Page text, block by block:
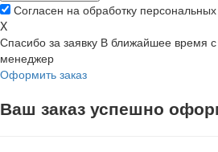
Согласен на обработку
X
Спасибо за заявку В ближайшее время
менеджер
Оформить заказ
Ваш заказ успешно